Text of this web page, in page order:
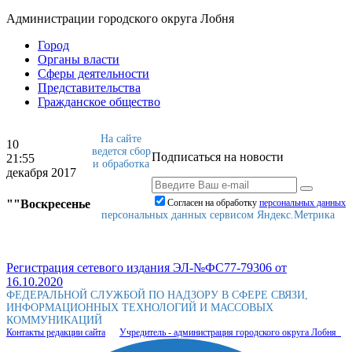
Администрации городского округа Лобня
Город
Органы власти
Сферы деятельности
Представительства
Гражданское общество
10
21:55
декабря 2017
""Воскресенье
Подписаться на новости
Согласен на обработку персональныx данных
На сайте
ведется сбор
и обработка
персональных данных сервисом Яндекс.Метрика
Регистрация сетевого издания ЭЛ-№ФС77-79306 от
16.10.2020
ФЕДЕРАЛЬНОЙ СЛУЖБОЙ ПО НАДЗОРУ В СФЕРЕ СВЯЗИ,
ИНФОРМАЦИОННЫХ ТЕХНОЛОГИЙ И МАССОВЫХ
КОММУНИКАЦИЙ
Контакты редакции сайта Учредитель - администрация городского округа Лобня